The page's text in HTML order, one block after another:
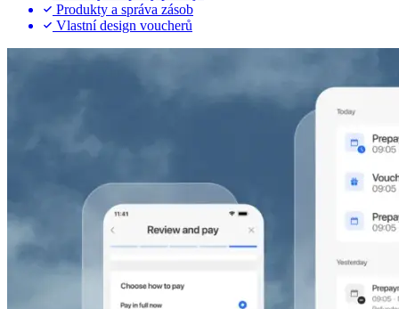
Produkty a správa zásob
Vlastní design voucherů